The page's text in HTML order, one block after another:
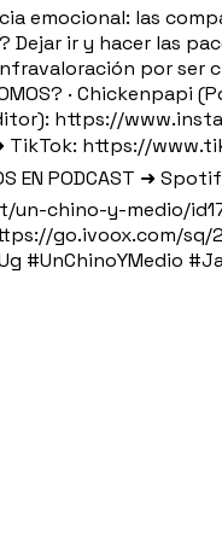
emocional: las
ir y hacer las
por ser
· Chickenpapi
https://
➜ TikTok: https://
EN PODCAST ➜
chino-y-medio/
go.ivoox.com/
#UnChinoYMedio